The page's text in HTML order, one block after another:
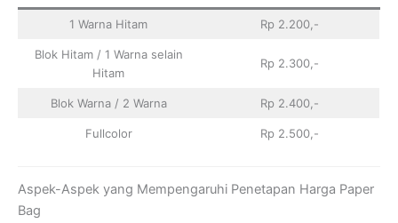
1 Warna Hitam Rp 2.200,-
Blok Hitam / 1 Warna selain
Hitam
Rp 2.300,-
Blok Warna / 2 Warna Rp 2.400,-
Fullcolor Rp 2.500,-
Aspek-Aspek yang Mempengaruhi Penetapan Harga Paper
Bag